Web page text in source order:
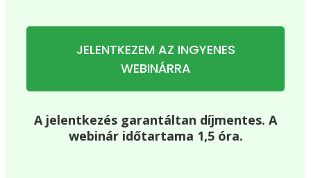
JELENTKEZEM AZ INGYENES
WEBINÁRRA
A jelentkezés garantáltan díjmentes. A
webinár időtartama 1,5 óra.